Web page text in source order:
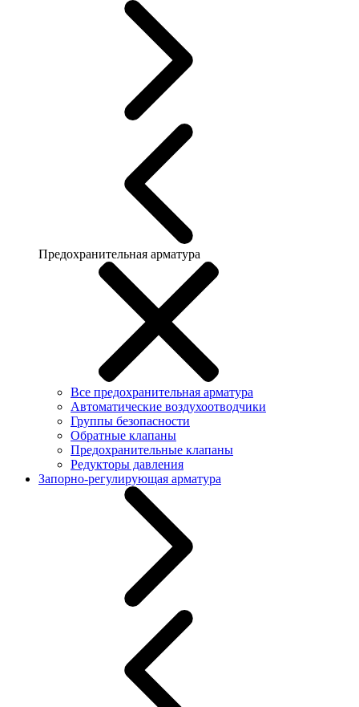
Предохранительная арматура
Все предохранительная арматура
Автоматические воздухоотводчики
Группы безопасности
Обратные клапаны
Предохранительные клапаны
Редукторы давления
Запорно-регулирующая арматура